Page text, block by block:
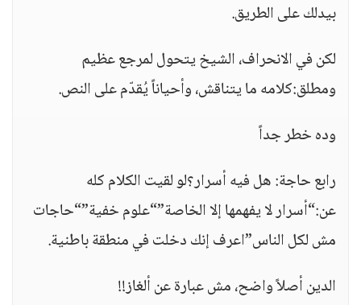
بيدلك على الطريق.
لكن في الانحراف، الشيخ يتحول لمرجع عظيم
ومطلق:كلامه ما يتناقش، وأحياناً يُقدّم على النص.
وده خطر جداً
رابع حاجة: هل فيه أسرار؟لو لقيت الكلام كله
عن:“أسرار لا يفهمها إلا الخاصة”“علوم خفية”“حاجات
مش لكل الناس”اعرف إنك دخلت في منطقة باطنية.
الدين أصلاً واضح، مش عبارة عن ألغاز!!